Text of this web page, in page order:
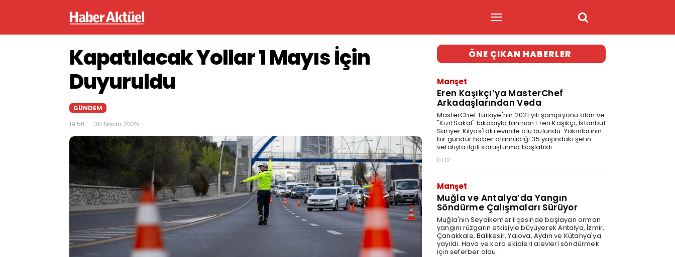
Kapatılacak Yollar 1 Mayıs İçin
Duyuruldu
GÜNDEM
19:56 — 30 Nisan 2025
ÖNE ÇIKAN HABERLER
Manşet
Eren Kaşıkçı’ya MasterChef
Arkadaşlarından Veda
MasterChef Türkiye'nin 2021 yılı şampiyonu olan ve
"Kızıl Sakal" lakabıyla tanınan Eren Kaşıkçı, İstanbul
Sarıyer Kilyos'taki evinde ölü bulundu. Yakınlarının
bir gündür haber alamadığı 35 yaşındaki şefin
vefatıyla ilgili soruşturma başlatıldı.
01:12
Manşet
Muğla ve Antalya’da Yangın
Söndürme Çalışmaları Sürüyor
Muğla'nın Seydikemer ilçesinde başlayan orman
yangını rüzgarın etkisiyle büyüyerek Antalya, İzmir,
Çanakkale, Balıkesir, Yalova, Aydın ve Kütahya'ya
yayıldı. Hava ve kara ekipleri alevleri söndürmek
için seferber oldu.